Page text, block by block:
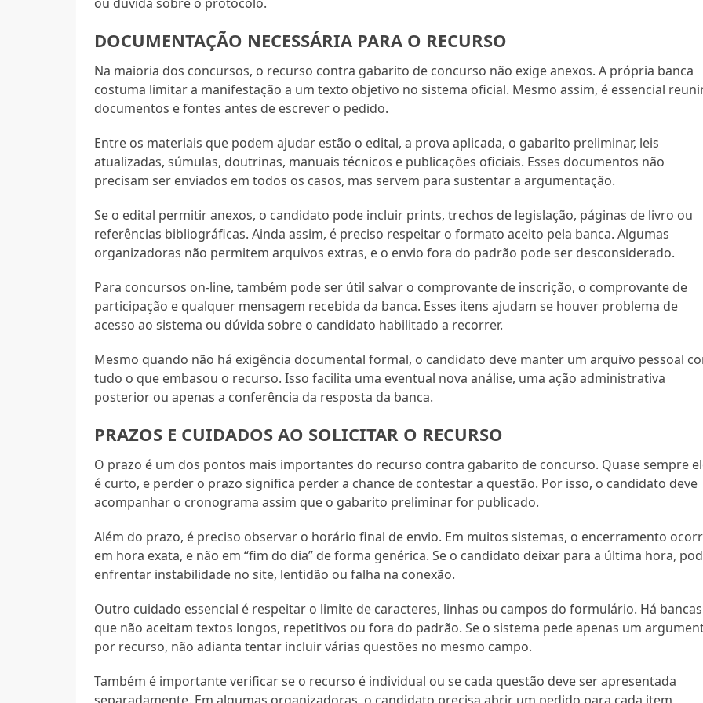
DOCUMENTAÇÃO NECESSÁRIA PARA O RECURSO
Na maioria dos concursos, o recurso contra gabarito de concurso não exige anexos. A própria banca
costuma limitar a manifestação a um texto objetivo no sistema oficial. Mesmo assim, é essencial
documentos e fontes antes de escrever o pedido.
Entre os materiais que podem ajudar estão o edital, a prova aplicada, o gabarito preliminar, leis
atualizadas, súmulas, doutrinas, manuais técnicos e publicações oficiais. Esses documentos não
precisam ser enviados em todos os casos, mas servem para sustentar a argumentação.
Se o edital permitir anexos, o candidato pode incluir prints, trechos de legislação, páginas de livro ou
referências bibliográficas. Ainda assim, é preciso respeitar o formato aceito pela banca. Algumas
organizadoras não permitem arquivos extras, e o envio fora do padrão pode ser desconsiderado.
Para concursos on-line, também pode ser útil salvar o comprovante de inscrição, o comprovante de
participação e qualquer mensagem recebida da banca. Esses itens ajudam se houver problema de
acesso ao sistema ou dúvida sobre o candidato habilitado a recorrer.
Mesmo quando não há exigência documental formal, o candidato deve manter um arquivo pessoal
tudo o que embasou o recurso. Isso facilita uma eventual nova análise, uma ação administrativa
posterior ou apenas a conferência da resposta da banca.
PRAZOS E CUIDADOS AO SOLICITAR O RECURSO
O prazo é um dos pontos mais importantes do recurso contra gabarito de concurso. Quase sempre
é curto, e perder o prazo significa perder a chance de contestar a questão. Por isso, o candidato deve
acompanhar o cronograma assim que o gabarito preliminar for publicado.
Além do prazo, é preciso observar o horário final de envio. Em muitos sistemas, o encerramento
em hora exata, e não em “fim do dia” de forma genérica. Se o candidato deixar para a última hora,
enfrentar instabilidade no site, lentidão ou falha na conexão.
Outro cuidado essencial é respeitar o limite de caracteres, linhas ou campos do formulário. Há bancas
que não aceitam textos longos, repetitivos ou fora do padrão. Se o sistema pede apenas um
por recurso, não adianta tentar incluir várias questões no mesmo campo.
Também é importante verificar se o recurso é individual ou se cada questão deve ser apresentada